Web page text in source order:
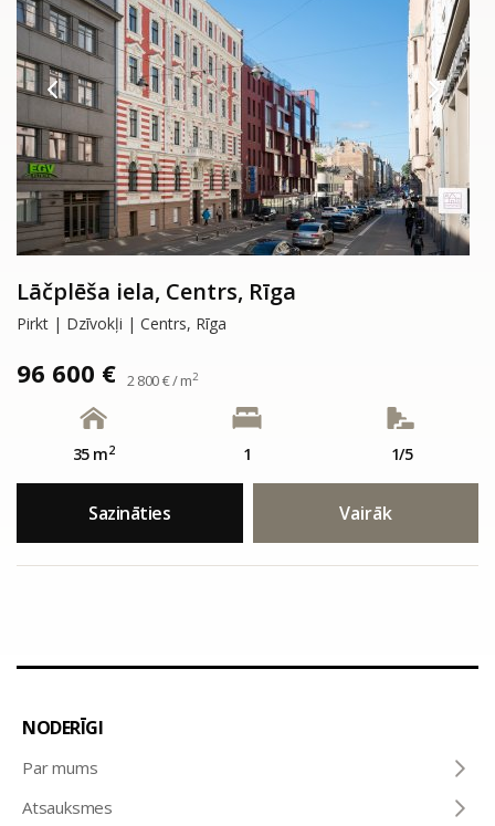
Lāčplēša iela, Centrs, Rīga
Pirkt | Dzīvokļi | Centrs, Rīga
96 600 € 2 800 € / m2
35 m2 1 1/5
Sazināties Vairāk
NODERĪGI
Par mums
Atsauksmes